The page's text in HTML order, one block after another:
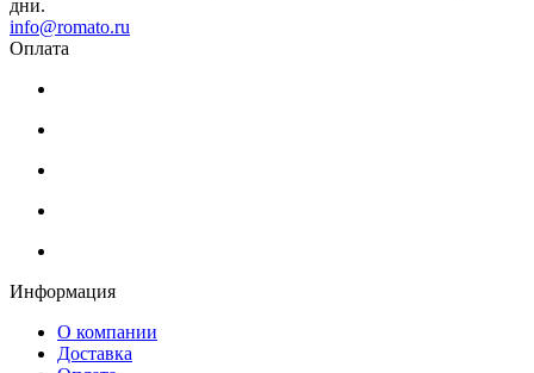
дни.
info@romato.ru
Оплата
Информация
О компании
Доставка